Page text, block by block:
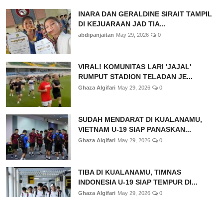
INARA DAN GERALDINE SIRAIT TAMPIL
DI KEJUARAAN JAD TIA...
abdipanjaitan May 29, 2026 0
VIRAL! KOMUNITAS LARI 'JAJAL'
RUMPUT STADION TELADAN JE...
Ghaza Algifari May 29, 2026 0
SUDAH MENDARAT DI KUALANAMU,
VIETNAM U-19 SIAP PANASKAN...
Ghaza Algifari May 29, 2026 0
TIBA DI KUALANAMU, TIMNAS
INDONESIA U-19 SIAP TEMPUR DI...
Ghaza Algifari May 29, 2026 0